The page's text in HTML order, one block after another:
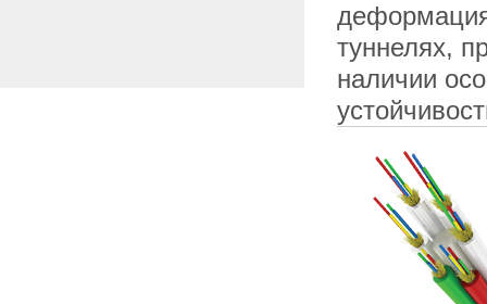
туннелях,
наличии